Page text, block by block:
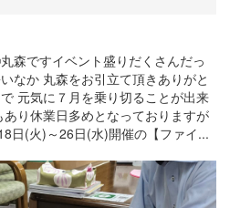
森ですイベント盛りだくさんだっ
なか 丸森をお引立て頂きありがと
元気に７月を乗り切ることが出来
り休業日多めとなっておりますが
日(火)～26日(水)開催の【ファイ...